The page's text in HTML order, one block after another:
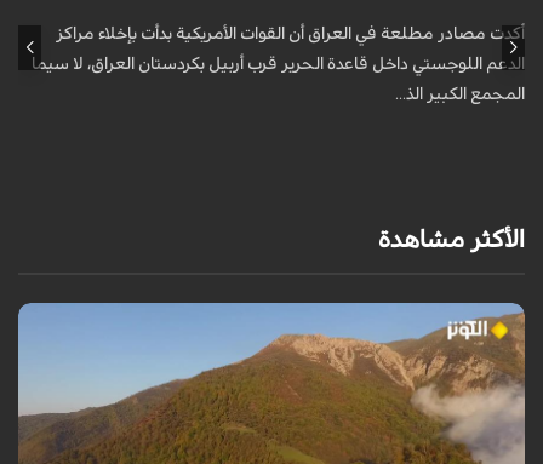
أكدت مصادر مطلعة في العراق أن القوات الأمريكية بدأت بإخلاء مراكز
الدعم اللوجستي داخل قاعدة الحرير قرب أربيل بكردستان العراق، لا سيما
المجمع الكبير الذ...
الأكثر مشاهدة